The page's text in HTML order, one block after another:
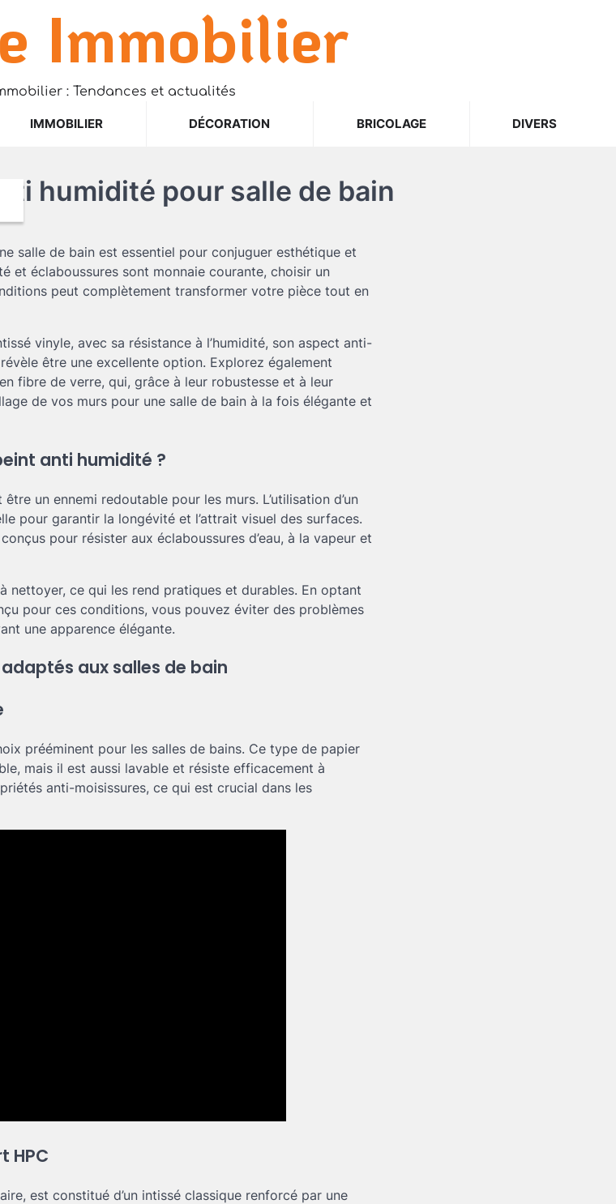
Immobilier
: Tendances et actualités
IMMOBILIER DÉCORATION BRICOLAGE DIVERS
humidité pour salle de bain
salle de bain est essentiel pour conjuguer esthétique et
et éclaboussures sont monnaie courante, choisir un
peut complètement transformer votre pièce tout en
vinyle, avec sa résistance à l’humidité, son aspect anti-
être une excellente option. Explorez également
fibre de verre, qui, grâce à leur robustesse et à leur
de vos murs pour une salle de bain à la fois élégante et
anti humidité ?
un ennemi redoutable pour les murs. L’utilisation d’un
pour garantir la longévité et l’attrait visuel des surfaces.
pour résister aux éclaboussures d’eau, à la vapeur et
nettoyer, ce qui les rend pratiques et durables. En optant
pour ces conditions, vous pouvez éviter des problèmes
une apparence élégante.
aux salles de bain
prééminent pour les salles de bains. Ce type de papier
mais il est aussi lavable et résiste efficacement à
anti-moisissures, ce qui est crucial dans les
HPC
est constitué d’un intissé classique renforcé par une